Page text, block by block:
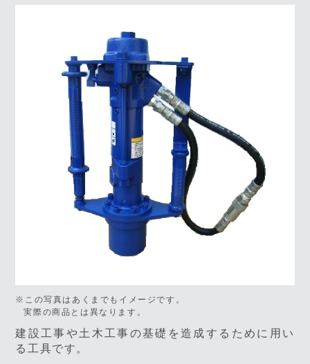
※この写真はあくまでもイメージです。
実際の商品とは異なります。
建設工事や土木工事の基礎を造成するために用い
る工具です。